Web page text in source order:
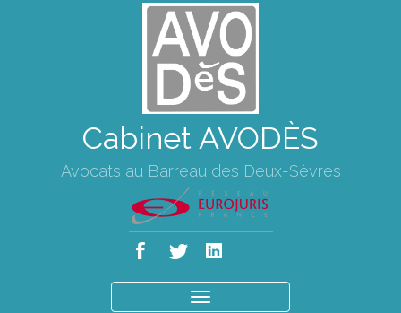
Cabinet AVODÈS
Avocats au Barreau des Deux-Sèvres